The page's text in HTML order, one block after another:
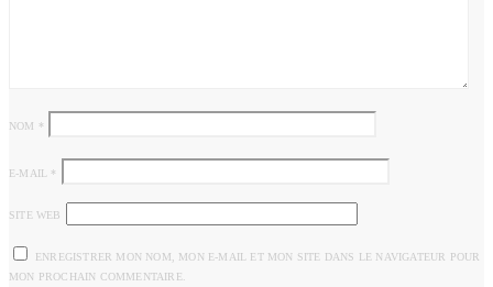
NOM *
E-MAIL *
SITE WEB
ENREGISTRER MON NOM, MON E-MAIL ET MON SITE DANS LE NAVIGATEUR POUR
MON PROCHAIN COMMENTAIRE.